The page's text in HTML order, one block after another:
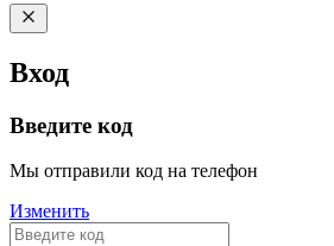
Вход
Введите код
Мы отправили код на телефон
Изменить